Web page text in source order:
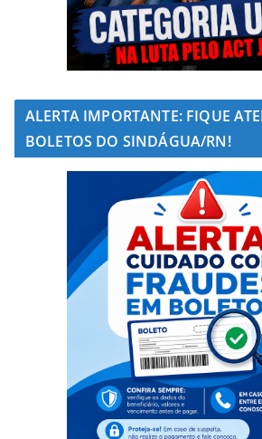
ALERTA IMPORTANTE: FIQUE
BOLETOS DO SINDÁGUA/RN!